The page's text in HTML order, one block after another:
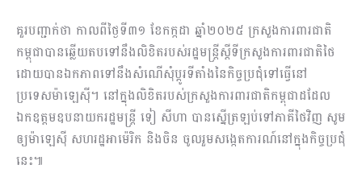
គួរបញ្ជាក់ថា កាលពីថ្ងៃទី៣១ ខែកក្កដា ឆ្នាំ២០២៥ ក្រសួងការពារជាតិ
កម្ពុជាបានឆ្លើយតបទៅនឹងលិខិតរបស់រដ្ឋមន្ត្រីស្ដីទីក្រសួងការពារជាតិថៃ
ដោយបានឯកភាពទៅនឹងសំណើសុំប្ដូរទីតាំងនៃកិច្ចប្រជុំទៅធ្វើនៅ
ប្រទេសម៉ាឡេស៊ី។ នៅក្នុងលិខិតរបស់ក្រសួងការពារជាតិកម្ពុជាដដែល
ឯកឧត្តមឧបនាយករដ្ឋមន្ត្រី ទៀ សីហា បានស្នើត្រឡប់ទៅភាគីថៃវិញ សូម
ឲ្យម៉ាឡេស៊ី សហរដ្ឋអាម៉េរិក និងចិន ចូលរួមសង្កេតការណ៍នៅក្នុងកិច្ចប្រជុំ
នេះ៕